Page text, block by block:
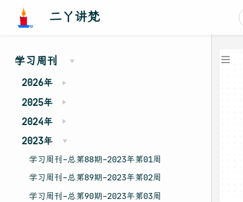
二丫讲梵
学习周刊
2026年
2025年
2024年
2023年
学习周刊-总第88期-2023年第01周
学习周刊-总第89期-2023年第02周
学习周刊-总第90期-2023年第03周